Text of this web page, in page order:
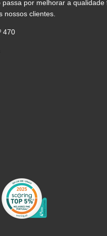
passa por melhorar a qualidade
nossos clientes.
470